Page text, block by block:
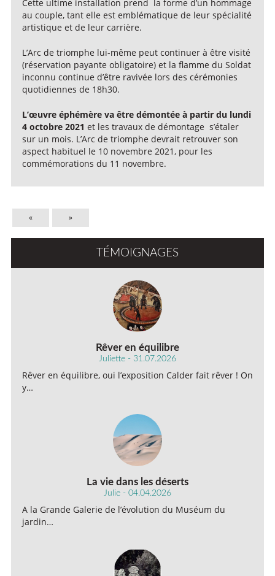
Cette ultime installation prend la forme d’un hommage
au couple, tant elle est emblématique de leur spécialité
artistique et de leur carrière.
L’Arc de triomphe lui-même peut continuer à être visité
(réservation payante obligatoire) et la flamme du Soldat
inconnu continue d’être ravivée lors des cérémonies
quotidiennes de 18h30.
L’œuvre éphémère va être démontée à partir du lundi
4 octobre 2021 et les travaux de démontage s’étaler
sur un mois. L’Arc de triomphe devrait retrouver son
aspect habituel le 10 novembre 2021, pour les
commémorations du 11 novembre.
« »
TÉMOIGNAGES
Rêver en équilibre
Juliette - 31.07.2026
Rêver en équilibre, oui l’exposition Calder fait rêver ! On
y…
La vie dans les déserts
Julie - 04.04.2026
A la Grande Galerie de l’évolution du Muséum du
jardin…